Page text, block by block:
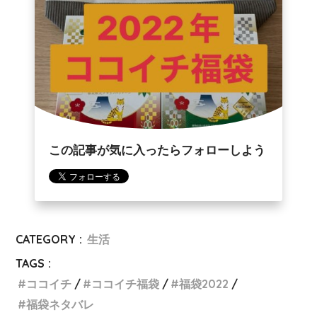
この記事が気に入ったらフォローしよう
CATEGORY : 生活
TAGS :
ココイチ
ココイチ福袋
福袋2022
福袋ネタバレ